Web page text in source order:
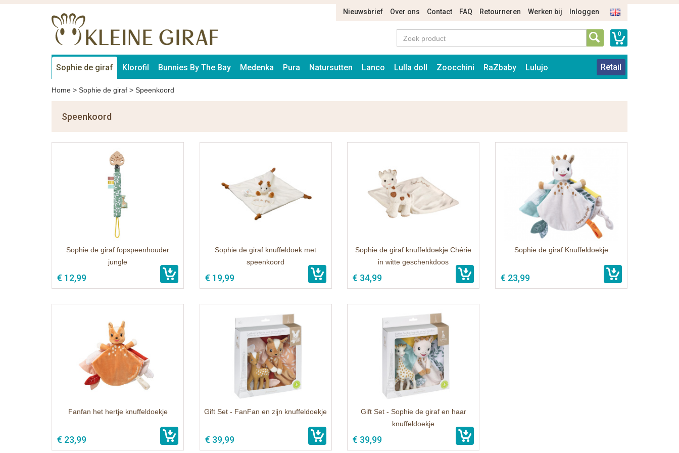
Nieuwsbrief Over ons Contact FAQ Retourneren Werken bij Inloggen
0
Sophie de giraf Klorofil Bunnies By The Bay Medenka Pura Natursutten Lanco Lulla doll Zoocchini RaZbaby Lulujo Retail
Home > Sophie de giraf > Speenkoord
Speenkoord
Sophie de giraf fopspeenhouder
jungle
€ 12,99
Sophie de giraf knuffeldoek met
speenkoord
€ 19,99
Sophie de giraf knuffeldoekje Chérie
in witte geschenkdoos
€ 34,99
Sophie de giraf Knuffeldoekje
€ 23,99
Fanfan het hertje knuffeldoekje
€ 23,99
Gift Set - FanFan en zijn knuffeldoekje
€ 39,99
Gift Set - Sophie de giraf en haar
knuffeldoekje
€ 39,99